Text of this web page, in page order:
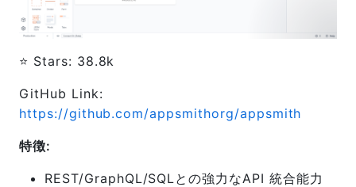
⭐️ Stars: 38.8k
GitHub Link:
https://github.com/appsmithorg/appsmith
特徴:
REST/GraphQL/SQLとの強力なAPI 統合能力